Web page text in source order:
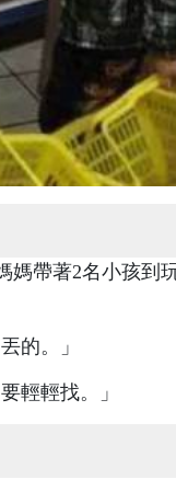
媽帶著2名小孩到
的。」
輕輕找。」